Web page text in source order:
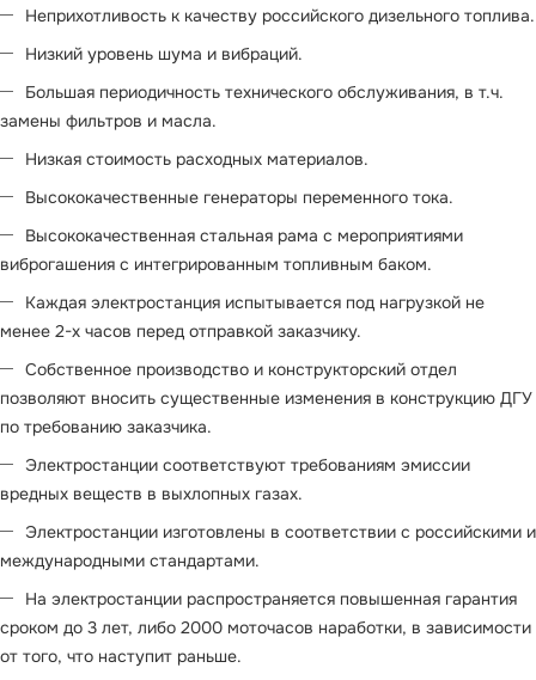
Неприхотливость к качеству российского дизельного топлива.
Низкий уровень шума и вибраций.
Большая периодичность технического обслуживания, в т.ч.
замены фильтров и масла.
Низкая стоимость расходных материалов.
Высококачественные генераторы переменного тока.
Высококачественная стальная рама с мероприятиями
виброгашения с интегрированным топливным баком.
Каждая электростанция испытывается под нагрузкой не
менее 2-х часов перед отправкой заказчику.
Собственное производство и конструкторский отдел
позволяют вносить существенные изменения в конструкцию ДГУ
по требованию заказчика.
Электростанции соответствуют требованиям эмиссии
вредных веществ в выхлопных газах.
Электростанции изготовлены в соответствии с российскими и
международными стандартами.
На электростанции распространяется повышенная гарантия
сроком до 3 лет, либо 2000 моточасов наработки, в зависимости
от того, что наступит раньше.